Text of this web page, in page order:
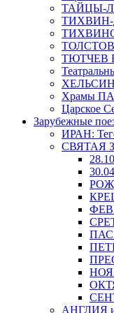
ТАЙЦЫ-
ТЮТЧЕВ
Храмы
Царское
Зарубежные
ИРАН:
СВЯТАЯ
АНГЛИЯ